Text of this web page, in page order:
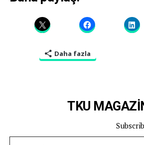
Daha fazla
TKU
E-postanızı yazın…